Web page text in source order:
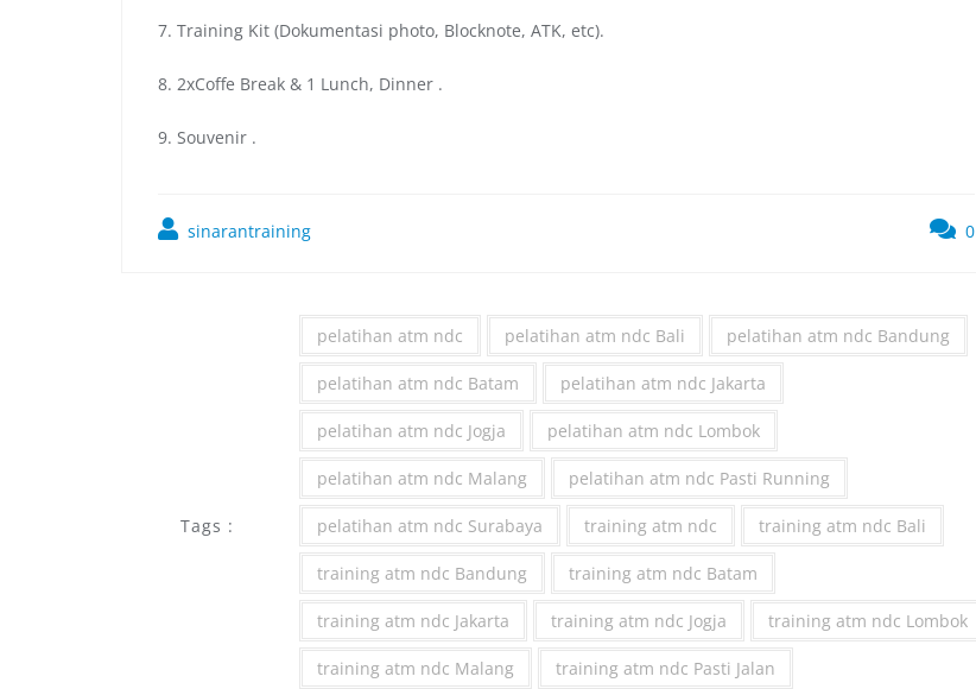
7. Training Kit (Dokumentasi photo, Blocknote, ATK, etc).
8. 2xCoffe Break & 1 Lunch, Dinner .
9. Souvenir .
sinarantraining 0
Tags :
pelatihan atm ndc pelatihan atm ndc Bali pelatihan atm ndc Bandung
pelatihan atm ndc Batam pelatihan atm ndc Jakarta
pelatihan atm ndc Jogja pelatihan atm ndc Lombok
pelatihan atm ndc Malang pelatihan atm ndc Pasti Running
pelatihan atm ndc Surabaya training atm ndc training atm ndc Bali
training atm ndc Bandung training atm ndc Batam
training atm ndc Jakarta training atm ndc Jogja training atm ndc Lombok
training atm ndc Malang training atm ndc Pasti Jalan